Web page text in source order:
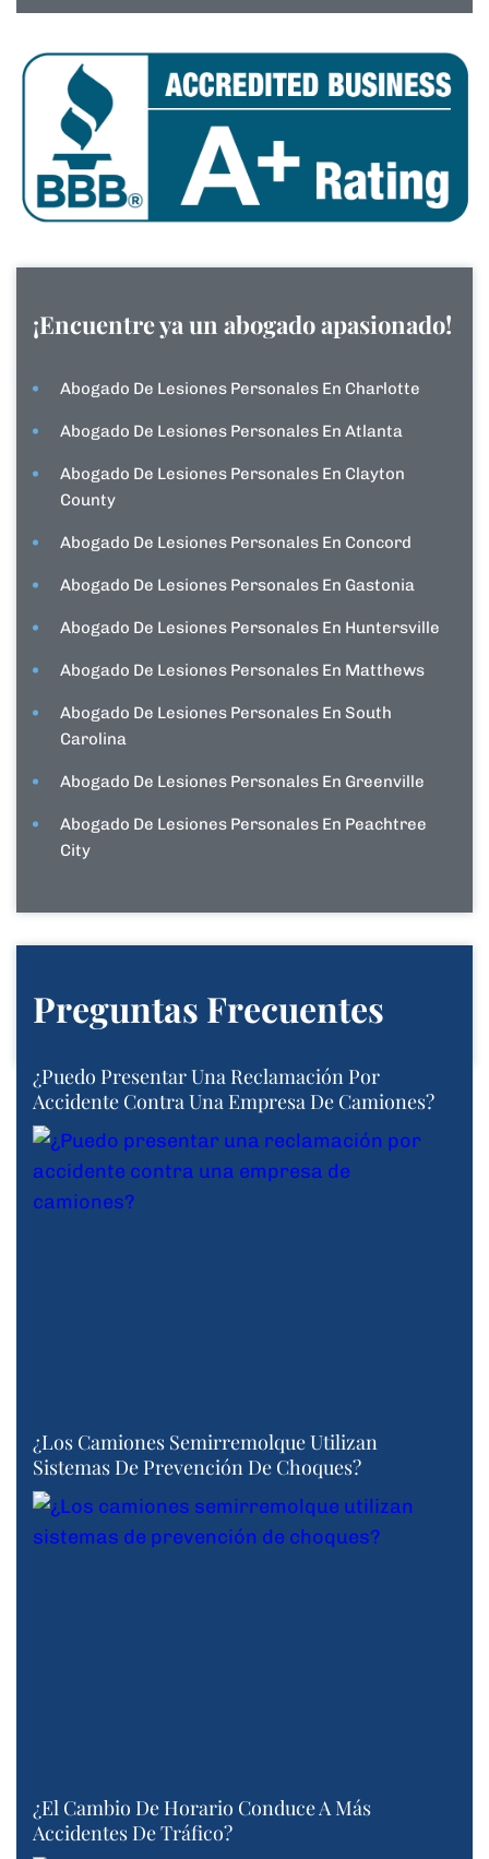
¡Encuentre ya un abogado apasionado!
Abogado De Lesiones Personales En Charlotte
Abogado De Lesiones Personales En Atlanta
Abogado De Lesiones Personales En Clayton
County
Abogado De Lesiones Personales En Concord
Abogado De Lesiones Personales En Gastonia
Abogado De Lesiones Personales En Huntersville
Abogado De Lesiones Personales En Matthews
Abogado De Lesiones Personales En South
Carolina
Abogado De Lesiones Personales En Greenville
Abogado De Lesiones Personales En Peachtree
City
Preguntas Frecuentes
¿Puedo Presentar Una Reclamación Por
Accidente Contra Una Empresa De Camiones?
¿Los Camiones Semirremolque Utilizan
Sistemas De Prevención De Choques?
¿El Cambio De Horario Conduce A Más
Accidentes De Tráfico?